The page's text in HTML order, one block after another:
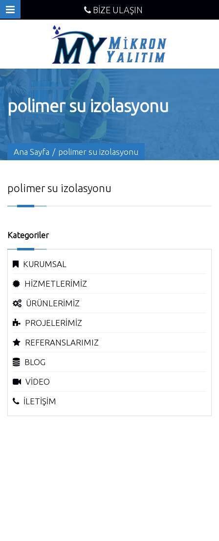
BİZE ULAŞIN
polimer su izolasyonu
Ana Sayfa / polimer su izolasyonu
polimer su izolasyonu
Kategoriler
KURUMSAL
HİZMETLERİMİZ
ÜRÜNLERİMİZ
PROJELERİMİZ
REFERANSLARIMIZ
BLOG
VİDEO
İLETİŞİM